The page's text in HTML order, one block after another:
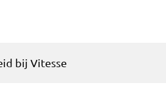
bij Vitesse